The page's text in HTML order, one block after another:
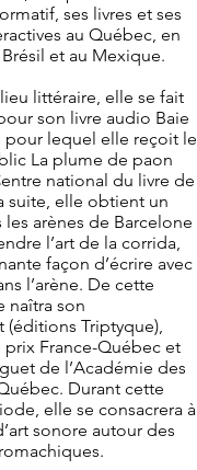
ses livres et ses
au Québec, en
et au Mexique.
littéraire, elle se fait
son livre audio Baie
pour lequel elle reçoit le
La plume de paon
national du livre de
suite, elle obtient un
les arènes de Barcelone
l’art de la corrida,
façon d’écrire avec
l’arène. De cette
naîtra son
(éditions Triptyque),
prix France-Québec et
de l’Académie des
Durant cette
elle se consacrera à
sonore autour des